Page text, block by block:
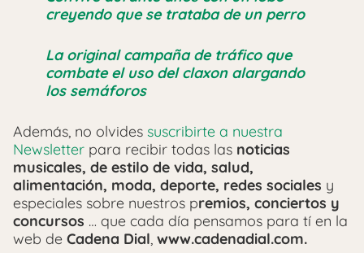
creyendo que se trataba de un perro
La original campaña de tráfico que
combate el uso del claxon alargando
los semáforos
Además, no olvides suscribirte a nuestra
Newsletter para recibir todas las noticias
musicales, de estilo de vida, salud,
alimentación, moda, deporte, redes sociales y
especiales sobre nuestros premios, conciertos y
concursos … que cada día pensamos para tí en la
web de Cadena Dial, www.cadenadial.com.